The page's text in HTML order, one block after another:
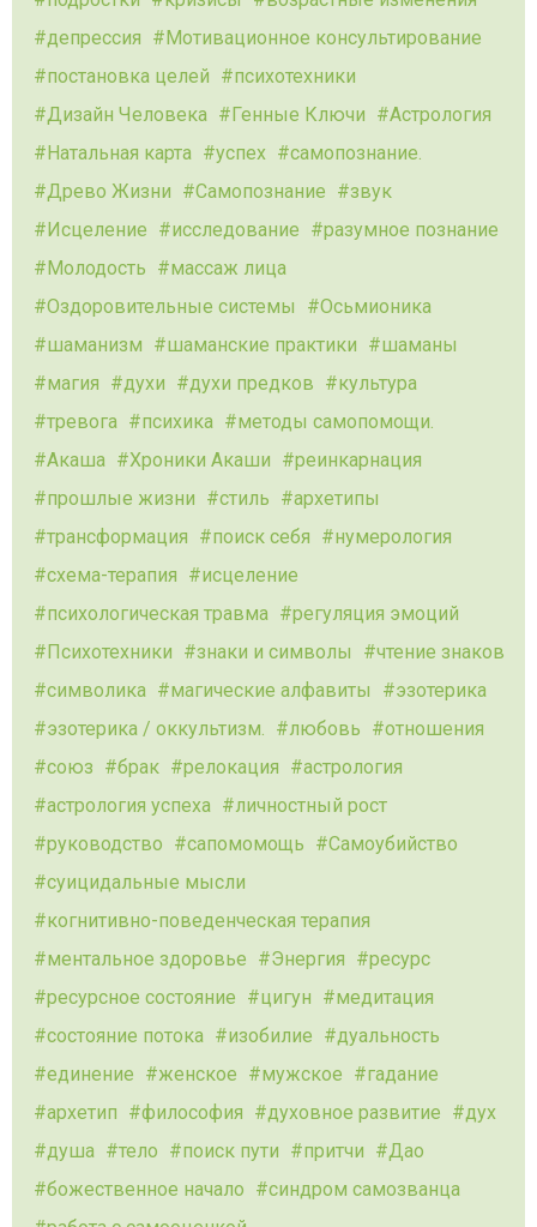
депрессия
Мотивационное консультирование
постановка целей
психотехники
Дизайн Человека
Генные Ключи
Астрология
Натальная карта
успех
самопознание.
Древо Жизни
Самопознание
звук
Исцеление
исследование
разумное познание
Молодость
массаж лица
Оздоровительные системы
Осьмионика
шаманизм
шаманские практики
шаманы
магия
духи духи предков
культура
тревога
психика
методы самопомощи.
Акаша
Хроники Акаши
реинкарнация
прошлые жизни
стиль
архетипы
трансформация
поиск себя
нумерология
схема-терапия
исцеление
психологическая травма
регуляция эмоций
Психотехники
знаки и символы
чтение знаков
символика
магические алфавиты
эзотерика
эзотерика / оккультизм.
любовь
отношения
союз
брак релокация
астрология
астрология успеха
личностный рост
руководство
сапомомощь
Самоубийство
суицидальные мысли
когнитивно-поведенческая терапия
ментальное здоровье
Энергия
ресурс
ресурсное состояние
цигун
медитация
состояние потока
изобилие
дуальность
единение
женское мужское
гадание
архетип
философия духовное развитие
дух
душа
тело поиск пути притчи
Дао
божественное начало
синдром самозванца